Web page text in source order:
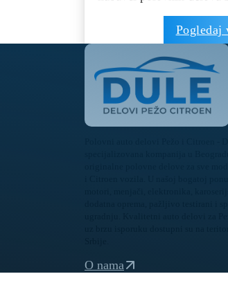
Pogledaj
O nama